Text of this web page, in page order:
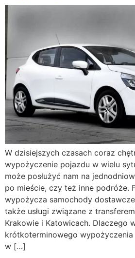
W dzisiejszych czasach coraz
wypożyczenie pojazdu w wielu
może posłużyć nam na
po mieście, czy też inne podróże.
wypożycza samochody
także usługi związane z
Krakowie i Katowicach. Dlaczego
krótkoterminowego
w […]